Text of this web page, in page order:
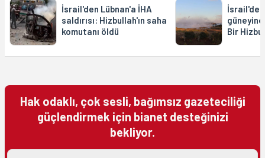
İsrail'den Lübnan'a İHA
saldırısı: Hizbullah'ın saha
komutanı öldü
İsrail'den
güneyine
Bir
Hak odaklı, çok sesli, bağımsız gazeteciliği
güçlendirmek için bianet desteğinizi
bekliyor.